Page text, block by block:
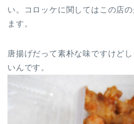
い。コロッケに関してはこの店
ます。
唐揚げだって素朴な味ですけど
いんです。